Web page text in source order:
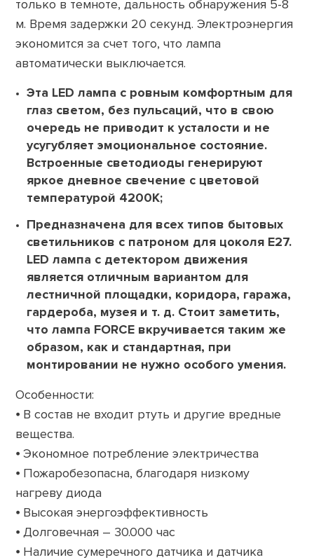
только в темноте, дальность обнаружения 5-8
м. Время задержки 20 секунд. Электроэнергия
экономится за счет того, что лампа
автоматически выключается.
Эта LED лампа с ровным комфортным для
глаз светом, без пульсаций, что в свою
очередь не приводит к усталости и не
усугубляет эмоциональное состояние.
Встроенные светодиоды генерируют
яркое дневное свечение с цветовой
температурой 4200К;
Предназначена для всех типов бытовых
светильников с патроном для цоколя Е27.
LED лампа с детектором движения
является отличным вариантом для
лестничной площадки, коридора, гаража,
гардероба, музея и т. д. Стоит заметить,
что лампа FORCE вкручивается таким же
образом, как и стандартная, при
монтировании не нужно особого умения.
Особенности:
⦁ В состав не входит ртуть и другие вредные
вещества.
⦁ Экономное потребление электричества
⦁ Пожаробезопасна, благодаря низкому
нагреву диода
⦁ Высокая энергоэффективность
⦁ Долговечная – 30.000 час
⦁ Наличие сумеречного датчика и датчика